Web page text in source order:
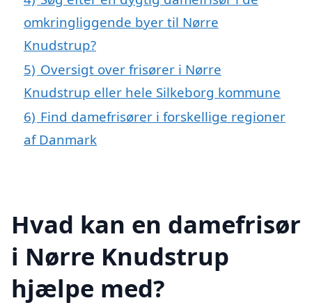
omkringliggende byer til Nørre
Knudstrup?
5) Oversigt over frisører i Nørre
Knudstrup eller hele Silkeborg kommune
6) Find damefrisører i forskellige regioner
af Danmark
Hvad kan en damefrisør
i Nørre Knudstrup
hjælpe med?